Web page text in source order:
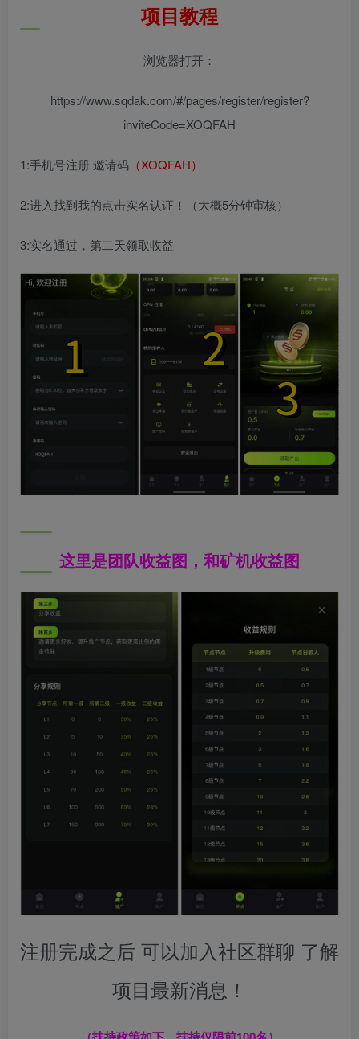
项目教程
浏览器打开：
https://www.sqdak.com/#/pages/register/register?
inviteCode=XOQFAH
1:手机号注册 邀请码 （XOQFAH）
2:进入找到我的点击实名认证！（大概5分钟审核）
3:实名通过，第二天领取收益
这里是团队收益图，和矿机收益图
注册完成之后 可以加入社区群聊 了解
项目最新消息！